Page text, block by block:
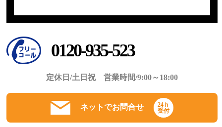
0120-935-523
定休日/土日祝 営業時間/9:00～18:00
ネットでお問合せ
24ｈ
受付